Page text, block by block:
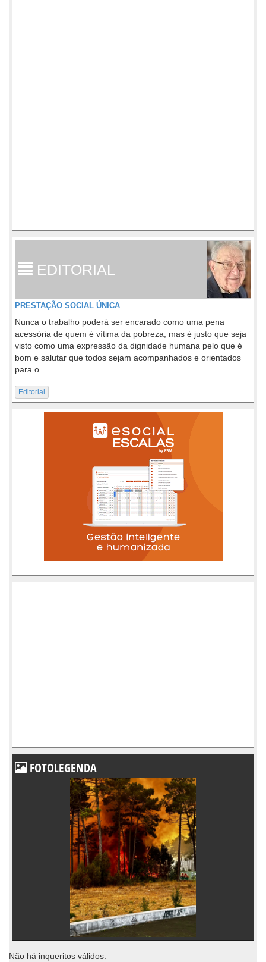
EDITORIAL
PRESTAÇÃO SOCIAL ÚNICA
Nunca o trabalho poderá ser encarado como uma pena
acessória de quem é vítima da pobreza, mas é justo que seja
visto como uma expressão da dignidade humana pelo que é
bom e salutar que todos sejam acompanhados e orientados
para o...
Editorial
FOTOLEGENDA
Não há inqueritos válidos.